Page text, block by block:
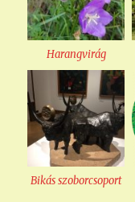
Harangvirág
Bikás szoborcsoport